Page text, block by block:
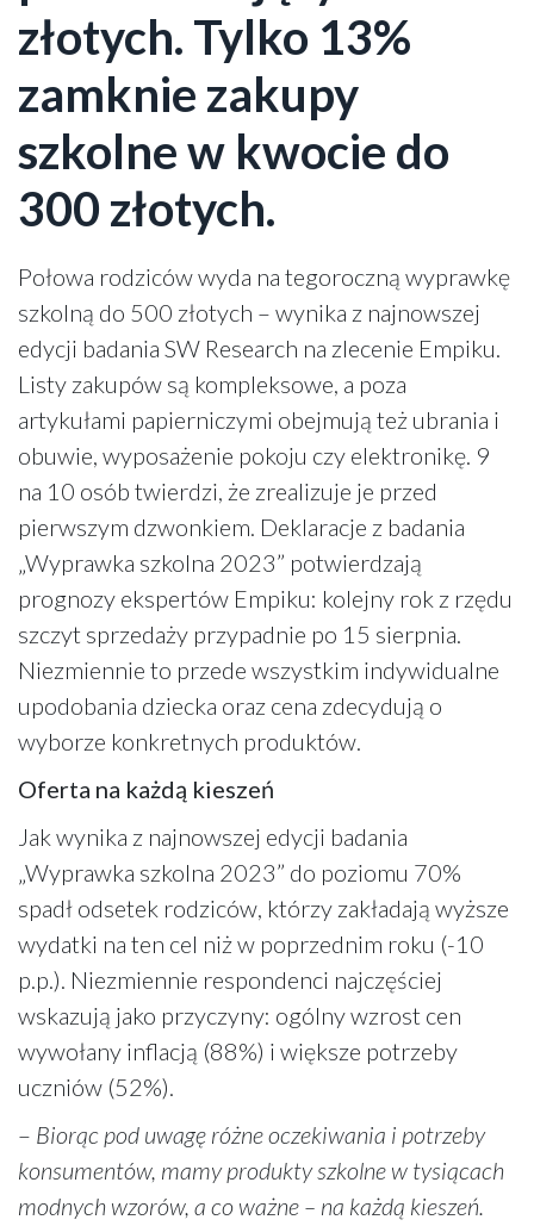
złotych. Tylko 13%
zamknie zakupy
szkolne w kwocie do
300 złotych.
Połowa rodziców wyda na tegoroczną wyprawkę
szkolną do 500 złotych – wynika z najnowszej
edycji badania SW Research na zlecenie Empiku.
Listy zakupów są kompleksowe, a poza
artykułami papierniczymi obejmują też ubrania i
obuwie, wyposażenie pokoju czy elektronikę. 9
na 10 osób twierdzi, że zrealizuje je przed
pierwszym dzwonkiem. Deklaracje z badania
„Wyprawka szkolna 2023” potwierdzają
prognozy ekspertów Empiku: kolejny rok z rzędu
szczyt sprzedaży przypadnie po 15 sierpnia.
Niezmiennie to przede wszystkim indywidualne
upodobania dziecka oraz cena zdecydują o
wyborze konkretnych produktów.
Oferta na każdą kieszeń
Jak wynika z najnowszej edycji badania
„Wyprawka szkolna 2023” do poziomu 70%
spadł odsetek rodziców, którzy zakładają wyższe
wydatki na ten cel niż w poprzednim roku (-10
p.p.). Niezmiennie respondenci najczęściej
wskazują jako przyczyny: ogólny wzrost cen
wywołany inflacją (88%) i większe potrzeby
uczniów (52%).
– Biorąc pod uwagę różne oczekiwania i potrzeby
konsumentów, mamy produkty szkolne w tysiącach
modnych wzorów, a co ważne – na każdą kieszeń.